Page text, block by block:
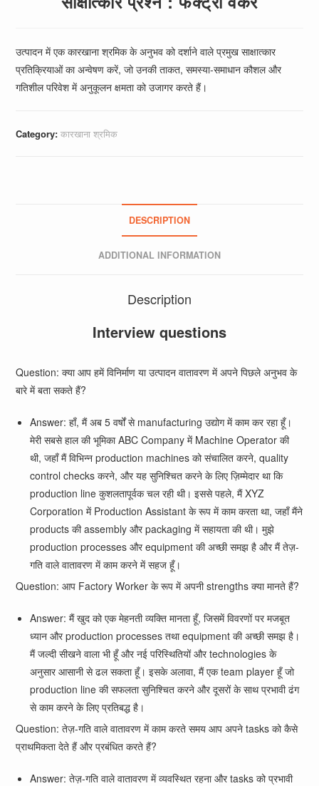
उत्पादन में एक कारखाना श्रमिक के अनुभव को दर्शाने वाले प्रमुख साक्षात्कार
प्रतिक्रियाओं का अन्वेषण करें, जो उनकी ताकत, समस्या-समाधान कौशल और
गतिशील परिवेश में अनुकूलन क्षमता को उजागर करते हैं।
Category:कारखाना श्रमिक
DESCRIPTION
ADDITIONAL INFORMATION
Description
Interview questions
Question: क्या आप हमें विनिर्माण या उत्पादन वातावरण में अपने पिछले अनुभव के
बारे में बता सकते हैं?
Answer: हाँ, मैं अब 5 वर्षों से manufacturing उद्योग में काम कर रहा हूँ।
मेरी सबसे हाल की भूमिका ABC Company में Machine Operator की
थी, जहाँ मैं विभिन्न production machines को संचालित करने, quality
control checks करने, और यह सुनिश्चित करने के लिए ज़िम्मेदार था कि
production line कुशलतापूर्वक चल रही थी। इससे पहले, मैं XYZ
Corporation में Production Assistant के रूप में काम करता था, जहाँ मैंने
products की assembly और packaging में सहायता की थी। मुझे
production processes और equipment की अच्छी समझ है और मैं तेज़-
गति वाले वातावरण में काम करने में सहज हूँ।
Question: आप Factory Worker के रूप में अपनी strengths क्या मानते हैं?
Answer: मैं खुद को एक मेहनती व्यक्ति मानता हूँ, जिसमें विवरणों पर मजबूत
ध्यान और production processes तथा equipment की अच्छी समझ है।
मैं जल्दी सीखने वाला भी हूँ और नई परिस्थितियों और technologies के
अनुसार आसानी से ढल सकता हूँ। इसके अलावा, मैं एक team player हूँ जो
production line की सफलता सुनिश्चित करने और दूसरों के साथ प्रभावी ढंग
से काम करने के लिए प्रतिबद्ध है।
Question: तेज़-गति वाले वातावरण में काम करते समय आप अपने tasks को कैसे
प्राथमिकता देते हैं और प्रबंधित करते हैं?
Answer: तेज़-गति वाले वातावरण में व्यवस्थित रहना और tasks को प्रभावी